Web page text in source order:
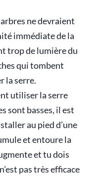
ne devraient
immédiate de la
trop de lumière du
qui tombent
la serre.
utiliser la serre
sont basses, il est
au pied d’une
et entoure la
et tu dois
pas très efficace